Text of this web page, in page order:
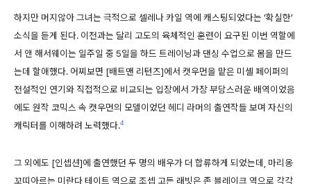
하지만 머지않아 그녀는 극적으로 셀레나 카일 역에 캐스팅되었다는 ‘확실한’
소식을 듣게 된다. 이전과는 달리 고도의 육체적인 훈련이 요구된 이번 역할에
서 앤 해서웨이는 일주일 중 5일을 하드 트레이닝과 댄싱 수업으로 몸을 만드
는데 할애했다. 어찌보면 [배트맨 리턴즈]에서 캣우먼을 맡은 미셸 페이퍼의
전설적인 연기와 직접적으로 비교되는 입장에서 가장 부담스러운 배역이었음
에도 원작 코믹스 속 캣우먼의 모델이었던 헤디 라머의 출연작들 보며 자신의
캐릭터를 이해하려 노력했다.4
그 외에도 [인셉션]에 출연했던 두 명의 배우가 더 합류하게 되었는데, 마리옹
꼬띠아르는 미란다 테이트 역으로 조셉 고든 래빗은 존 블레이크 역으로 각각